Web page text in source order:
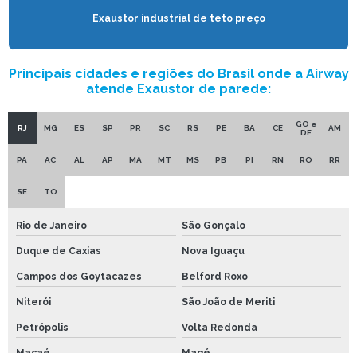
VENTILADOR PARA SUÍNOS
VENTILADOR DE TETO INDUSTRIAL
VENTILADOR PARA VACAS
Exaustor industrial de teto preço
Principais cidades e regiões do Brasil onde a Airway
atende Exaustor de parede:
RJ MG ES SP PR SC RS PE BA CE
GO e
DF
AM
PA AC AL AP MA MT MS PB PI RN RO RR
SE TO
Rio de Janeiro São Gonçalo
Duque de Caxias Nova Iguaçu
Campos dos Goytacazes Belford Roxo
Niterói São João de Meriti
Petrópolis Volta Redonda